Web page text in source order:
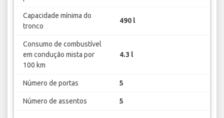
Capacidade mínima do
tronco
490 l
Consumo de combustível
em condução mista por
100 km
4.3 l
Número de portas 5
Número de assentos 5